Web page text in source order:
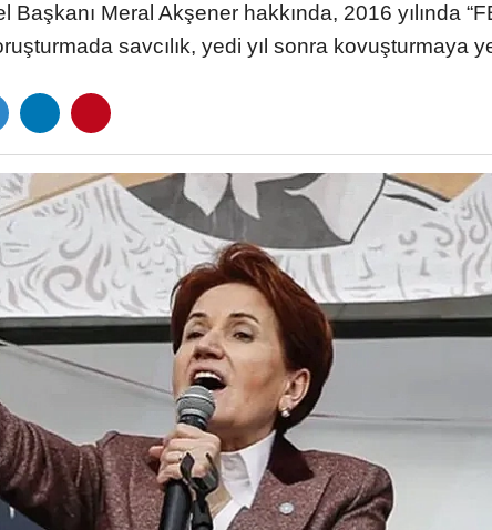
Başkanı Meral Akşener hakkında, 2016 yılında
savcılık, yedi yıl sonra kovuşturmaya